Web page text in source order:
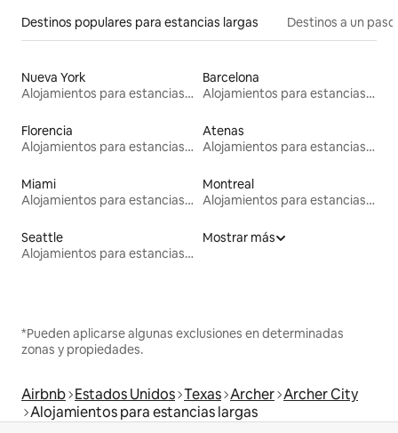
Destinos populares para estancias largas Destinos a un
Nueva York
Alojamientos para estancias largas
Barcelona
Alojamientos para estancias largas
Florencia
Alojamientos para estancias largas
Atenas
Alojamientos para estancias largas
Miami
Alojamientos para estancias largas
Montreal
Alojamientos para estancias largas
Seattle
Alojamientos para estancias largas
Mostrar más
*Pueden aplicarse algunas exclusiones en determinadas
zonas y propiedades.
Airbnb Estados Unidos Texas Archer Archer City
Alojamientos para estancias largas